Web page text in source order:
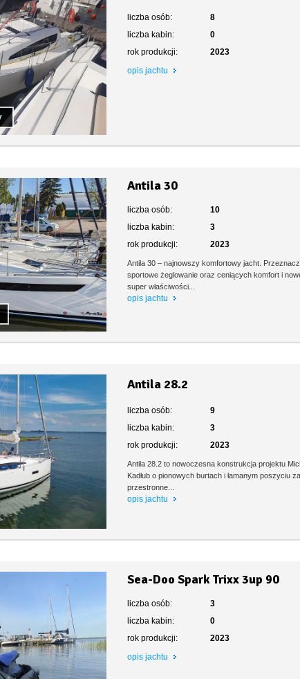
liczba osób:
8
liczba kabin:
0
rok produkcji:
2023
opis jachtu
Antila 30
liczba osób:
10
liczba kabin:
3
rok produkcji:
2023
Antila 30 – najnowszy komfortowy jacht.
sportowe żeglowanie oraz ceniących komfort i
super właściwości...
opis jachtu
Antila 28.2
liczba osób:
9
liczba kabin:
3
rok produkcji:
2023
Antila 28.2 to nowoczesna konstrukcja projektu
Kadłub o pionowych burtach i łamanym poszyciu
przestronne...
opis jachtu
Sea-Doo Spark Trixx 3up 90
liczba osób:
3
liczba kabin:
0
rok produkcji:
2023
opis jachtu